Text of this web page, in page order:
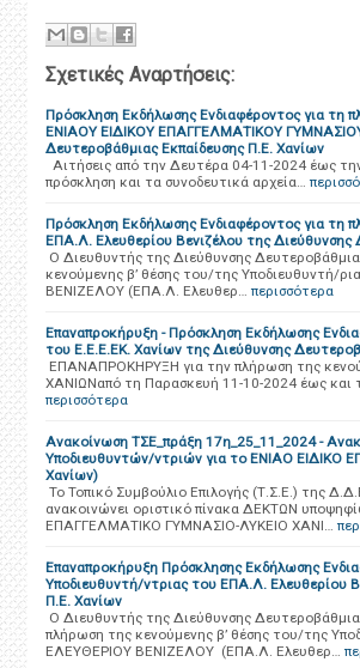
Σχετικές Αναρτήσεις:
Πρόσκληση Εκδήλωσης Ενδιαφέροντος για τη
ΕΝΙΑΟΥ ΕΙΔΙΚΟΥ ΕΠΑΓΓΕΛΜΑΤΙΚΟΥ
Δευτεροβάθμιας Εκπαίδευσης Π.Ε. Χανίων
Αιτήσεις από την Δευτέρα 04-11-2024 έως
πρόσκληση και τα συνοδευτικά αρχεία…
Πρόσκληση Εκδήλωσης Ενδιαφέροντος για τη
ΕΠΑ.Λ. Ελευθερίου Βενιζέλου της
Ο Διευθυντής της Διεύθυνσης
κενούμενης β’ θέσης του/της
ΒΕΝΙΖΕΛΟΥ (ΕΠΑ.Λ. Ελευθερ… περισσότερα
Επαναπροκήρυξη - Πρόσκληση Εκδήλωσης
του Ε.Ε.Ε.ΕΚ. Χανίων της Διεύθυνσης
ΕΠΑΝΑΠΡΟΚΗΡΥΞΗ για την πλήρωση της
ΧΑΝΙΩΝαπό τη Παρασκευή 11-10-2024 έως και
περισσότερα
Ανακοίνωση ΤΣΕ_πράξη 17η_25_11_2024 -
Υποδιευθυντών/ντριών για το ΕΝΙΑΟ
Χανίων)
Το Τοπικό Συμβούλιο Επιλογής (Τ.Σ.Ε.) της
ανακοινώνει οριστικό πίνακα ΔΕΚΤΩΝ
ΕΠΑΓΓΕΛΜΑΤΙΚΟ ΓΥΜΝΑΣΙΟ-ΛΥΚΕΙΟ ΧΑΝΙ…
Επαναπροκήρυξη Πρόσκλησης Εκδήλωσης
Υποδιευθυντή/ντριας του ΕΠΑ.Λ. Ελευθερίου
Π.Ε. Χανίων
Ο Διευθυντής της Διεύθυνσης
πλήρωση της κενούμενης β’ θέσης του/της
ΕΛΕΥΘΕΡΙΟΥ ΒΕΝΙΖΕΛΟΥ (ΕΠΑ.Λ. Ελευθερ…